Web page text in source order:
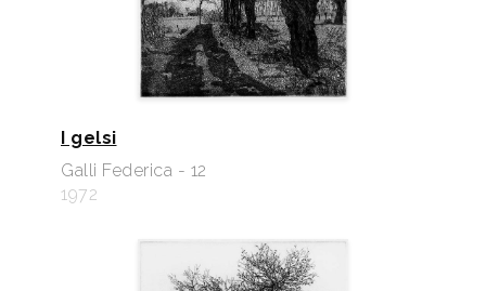
I gelsi
Galli Federica - 12
1972